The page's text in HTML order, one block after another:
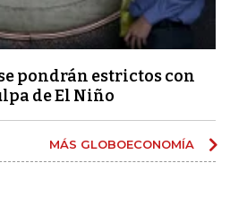
pondrán estrictos con
de El Niño
MÁS GLOBOECONOMÍA